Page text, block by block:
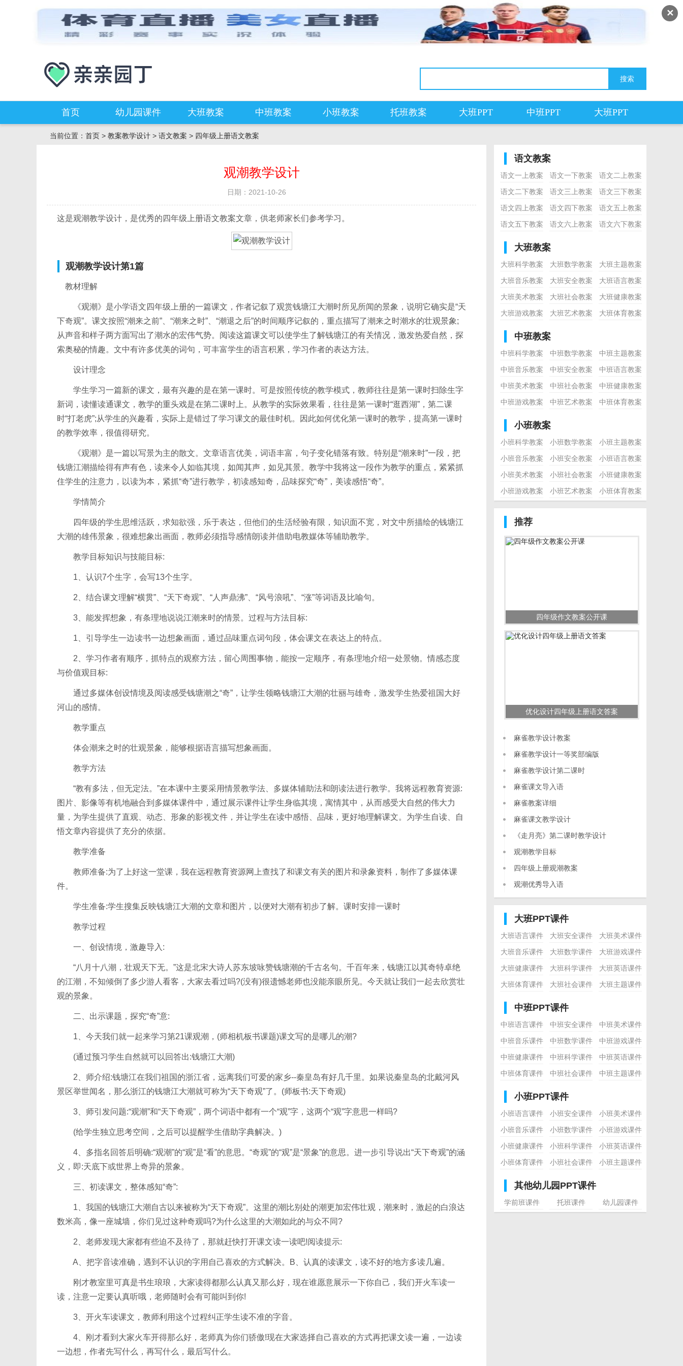
✕
首页 幼儿园课件 大班教案 中班教案 小班教案 托班教案 大班PPT 中班PPT 大班PPT
当前位置： 首页 > 教案教学设计 > 语文教案 > 四年级上册语文教案
观潮教学设计
日期：2021-10-26
这是观潮教学设计，是优秀的四年级上册语文教案文章，供老师家长们参考学习。
观潮教学设计第1篇
教材理解
《观潮》是小学语文四年级上册的一篇课文，作者记叙了观赏钱塘江大潮时所见所闻的景象，说明它确实是“天
下奇观”。课文按照“潮来之前”、“潮来之时”、“潮退之后”的时间顺序记叙的，重点描写了潮来之时潮水的壮观景象;
从声音和样子两方面写出了潮水的宏伟气势。阅读这篇课文可以使学生了解钱塘江的有关情况，激发热爱自然，探
索奥秘的情趣。文中有许多优美的词句，可丰富学生的语言积累，学习作者的表达方法。
设计理念
学生学习一篇新的课文，最有兴趣的是在第一课时。可是按照传统的教学模式，教师往往是第一课时扫除生字
新词，读懂读通课文，教学的重头戏是在第二课时上。从教学的实际效果看，往往是第一课时“逛西湖”，第二课
时“打老虎”;从学生的兴趣看，实际上是错过了学习课文的最佳时机。因此如何优化第一课时的教学，提高第一课时
的教学效率，很值得研究。
《观潮》是一篇以写景为主的散文。文章语言优美，词语丰富，句子变化错落有致。特别是“潮来时”一段，把
钱塘江潮描绘得有声有色，读来令人如临其境，如闻其声，如见其景。教学中我将这一段作为教学的重点，紧紧抓
住学生的注意力，以读为本，紧抓“奇”进行教学，初读感知奇，品味探究“奇”，美读感悟“奇”。
学情简介
四年级的学生思维活跃，求知欲强，乐于表达，但他们的生活经验有限，知识面不宽，对文中所描绘的钱塘江
大潮的雄伟景象，很难想象出画面，教师必须指导感情朗读并借助电教媒体等辅助教学。
教学目标知识与技能目标:
1、认识7个生字，会写13个生字。
2、结合课文理解“横贯”、“天下奇观”、“人声鼎沸”、“风号浪吼”、“涨”等词语及比喻句。
3、能发挥想象，有条理地说说江潮来时的情景。过程与方法目标:
1、引导学生一边读书一边想象画面，通过品味重点词句段，体会课文在表达上的特点。
2、学习作者有顺序，抓特点的观察方法，留心周围事物，能按一定顺序，有条理地介绍一处景物。情感态度
与价值观目标:
通过多媒体创设情境及阅读感受钱塘潮之“奇”，让学生领略钱塘江大潮的壮丽与雄奇，激发学生热爱祖国大好
河山的感情。
教学重点
体会潮来之时的壮观景象，能够根据语言描写想象画面。
教学方法
“教有多法，但无定法。”在本课中主要采用情景教学法、多媒体辅助法和朗读法进行教学。我将远程教育资源:
图片、影像等有机地融合到多媒体课件中，通过展示课件让学生身临其境，寓情其中，从而感受大自然的伟大力
量，为学生提供了直观、动态、形象的影视文件，并让学生在读中感悟、品味，更好地理解课文。为学生自读、自
悟文章内容提供了充分的依据。
教学准备
教师准备:为了上好这一堂课，我在远程教育资源网上查找了和课文有关的图片和录象资料，制作了多媒体课
件。
学生准备:学生搜集反映钱塘江大潮的文章和图片，以便对大潮有初步了解。课时安排一课时
教学过程
一、创设情境，激趣导入:
“八月十八潮，壮观天下无。”这是北宋大诗人苏东坡咏赞钱塘潮的千古名句。千百年来，钱塘江以其奇特卓绝
的江潮，不知倾倒了多少游人看客，大家去看过吗?(没有)很遗憾老师也没能亲眼所见。今天就让我们一起去欣赏壮
观的景象。
二、出示课题，探究“奇”意:
1、今天我们就一起来学习第21课观潮，(师相机板书课题)课文写的是哪儿的潮?
(通过预习学生自然就可以回答出:钱塘江大潮)
2、师介绍:钱塘江在我们祖国的浙江省，远离我们可爱的家乡--秦皇岛有好几千里。如果说秦皇岛的北戴河风
景区举世闻名，那么浙江的钱塘江大潮就可称为“天下奇观”了。(师板书:天下奇观)
3、师引发问题:“观潮”和“天下奇观”，两个词语中都有一个“观”字，这两个“观”字意思一样吗?
(给学生独立思考空间，之后可以提醒学生借助字典解决。)
4、多指名回答后明确:“观潮”的“观”是“看”的意思。“奇观”的“观”是“景象”的意思。进一步引导说出“天下奇观”的涵
义，即:天底下或世界上奇异的景象。
三、初读课文，整体感知“奇”:
1、我国的钱塘江大潮自古以来被称为“天下奇观”。这里的潮比别处的潮更加宏伟壮观，潮来时，激起的白浪达
数米高，像一座城墙，你们见过这种奇观吗?为什么这里的大潮如此的与众不同?
2、老师发现大家都有些迫不及待了，那就赶快打开课文读一读吧!阅读提示:
A、把字音读准确，遇到不认识的字用自己喜欢的方式解决。B、认真的读课文，读不好的地方多读几遍。
刚才教室里可真是书生琅琅，大家读得都那么认真又那么好，现在谁愿意展示一下你自己，我们开火车读一
读，注意一定要认真听哦，老师随时会有可能叫到你!
3、开火车读课文，教师利用这个过程纠正学生读不准的字音。
4、刚才看到大家火车开得那么好，老师真为你们骄傲!现在大家选择自己喜欢的方式再把课文读一遍，一边读
一边想，作者先写什么，再写什么，最后写什么。
语文教案
语文一上教案 语文一下教案
语文二上教案
语文二下教案
语文三上教案
语文三下教案
语文四上教案
语文四下教案
语文五上教案
语文五下教案
语文六上教案 语文六下教案
大班教案
大班科学教案 大班数学教案
大班主题教案
大班音乐教案
大班安全教案
大班语言教案
大班美术教案
大班社会教案
大班健康教案
大班游戏教案
大班艺术教案 大班体育教案
中班教案
中班科学教案 中班数学教案
中班主题教案
中班音乐教案
中班安全教案
中班语言教案
中班美术教案
中班社会教案
中班健康教案
中班游戏教案
中班艺术教案 中班体育教案
小班教案
小班科学教案 小班数学教案
小班主题教案
小班音乐教案
小班安全教案
小班语言教案
小班美术教案
小班社会教案
小班健康教案
小班游戏教案
小班艺术教案 小班体育教案
推荐
四年级作文教案公开课
优化设计四年级上册语文答案
麻雀教学设计教案
麻雀教学设计一等奖部编版
麻雀教学设计第二课时
麻雀课文导入语
麻雀教案详细
麻雀课文教学设计
《走月亮》第二课时教学设计
观潮教学目标
四年级上册观潮教案
观潮优秀导入语
大班PPT课件
大班语言课件 大班安全课件
大班美术课件
大班音乐课件
大班数学课件
大班游戏课件
大班健康课件
大班科学课件
大班英语课件
大班体育课件
大班社会课件 大班主题课件
中班PPT课件
中班语言课件 中班安全课件
中班美术课件
中班音乐课件
中班数学课件
中班游戏课件
中班健康课件
中班科学课件
中班英语课件
中班体育课件
中班社会课件 中班主题课件
小班PPT课件
小班语言课件 小班安全课件
小班美术课件
小班音乐课件
小班数学课件
小班游戏课件
小班健康课件
小班科学课件
小班英语课件
小班体育课件
小班社会课件 小班主题课件
其他幼儿园PPT课件
学前班课件 托班课件 幼儿园课件